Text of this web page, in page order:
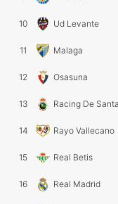
10 Ud Levante
11 Malaga
12 Osasuna
13 Racing De
14 Rayo Vallecano
15 Real Betis
16 Real Madrid